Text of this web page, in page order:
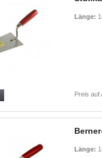
Länge:
Preis auf
Länge: